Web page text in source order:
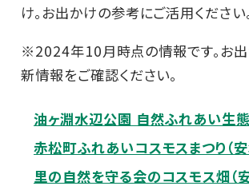
け。お出かけの参考にご活用ください
※2024年10月時点の情報です。お
新情報をご確認ください。
油ヶ淵水辺公園 自然ふれあい生態
赤松町ふれあいコスモスまつり（安
里の自然を守る会のコスモス畑（